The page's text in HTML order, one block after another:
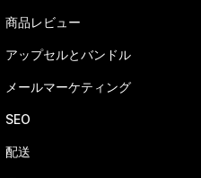
商品レビュー
アップセルとバンドル
メールマーケティング
SEO
配送